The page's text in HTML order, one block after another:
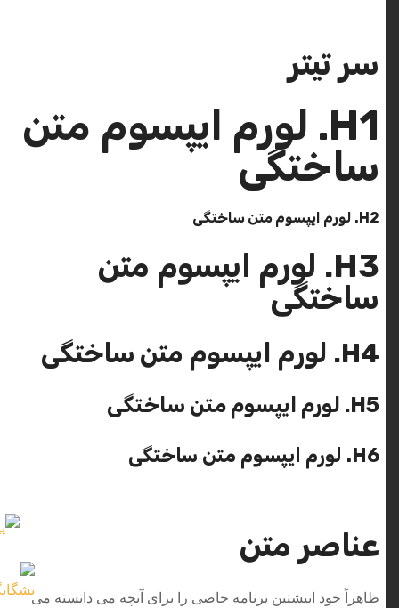
سر تیتر
H1. لورم ایپسوم متن
ساختگی
H2. لورم ایپسوم متن ساختگی
H3. لورم ایپسوم متن
ساختگی
H4. لورم ایپسوم متن ساختگی
H5. لورم ایپسوم متن ساختگی
H6. لورم ایپسوم متن ساختگی
عناصر متن
ظاهراً خود انیشتین برنامه خاصی را برای آنچه می دانسته می